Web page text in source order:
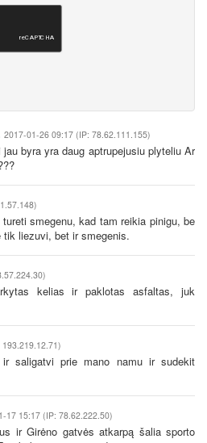
2017-01-26 09:17 (IP: 78.62.111.155)
byra yra daug aptrupejusiu plyteliu Ar
smegenu, kad tam reikia pinigu, be
liezuvi, bet ir smegenis.
kelias ir paklotas asfaltas, juk
saligatvi prie mano namu ir sudekit
17 15:17 (IP: 78.62.222.50)
ir Girėno gatvės atkarpą šalia sporto